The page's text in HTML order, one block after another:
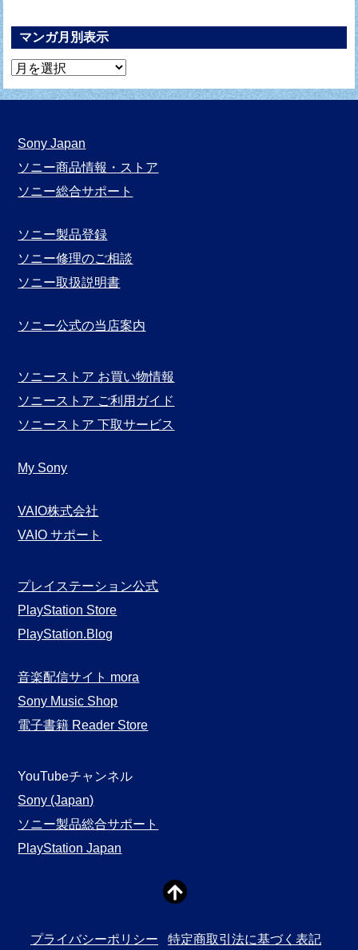
マンガ月別表示
マ
ン
月
別
表
Sony Japan
ソニー商品情報・ストア
ソニー総合サポート
ソニー製品登録
ソニー修理のご相談
ソニー取扱説明書
ソニー公式の当店案内
ソニーストア お買い物情報
ソニーストア ご利用ガイド
ソニーストア 下取サービス
My Sony
VAIO株式会社
VAIO サポート
プレイステーション公式
PlayStation Store
PlayStation.Blog
音楽配信サイト mora
Sony Music Shop
電子書籍 Reader Store
YouTubeチャンネル
Sony (Japan)
ソニー製品総合サポート
PlayStation Japan
プライバシーポリシー 特定商取引法に基づく表記